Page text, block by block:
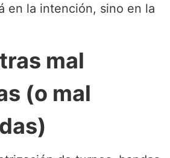
en la intención, sino en la
mal
(o mal